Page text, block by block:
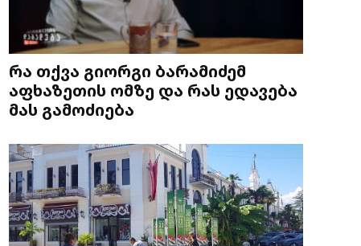
რა თქვა გიორგი ბარამიძემ
აფხაზეთის ომზე და რას ედავება
მას გამოძიება